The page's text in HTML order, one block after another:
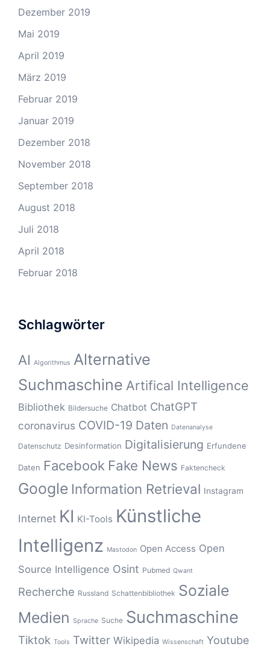
Dezember 2019
Mai 2019
April 2019
März 2019
Februar 2019
Januar 2019
Dezember 2018
November 2018
September 2018
August 2018
Juli 2018
April 2018
Februar 2018
Schlagwörter
AI Algorithmus Alternative
Suchmaschine Artifical Intelligence
Bibliothek Bildersuche Chatbot ChatGPT
coronavirus COVID-19 Daten Datenanalyse
Datenschutz Desinformation Digitalisierung Erfundene
Daten Facebook Fake News Faktencheck
Google Information Retrieval Instagram
Internet KI KI-Tools Künstliche
Intelligenz Mastodon Open Access Open
Source Intelligence Osint Pubmed Qwant
Recherche Russland Schattenbibliothek Soziale
Medien Sprache Suche Suchmaschine
Tiktok Tools Twitter Wikipedia Wissenschaft Youtube